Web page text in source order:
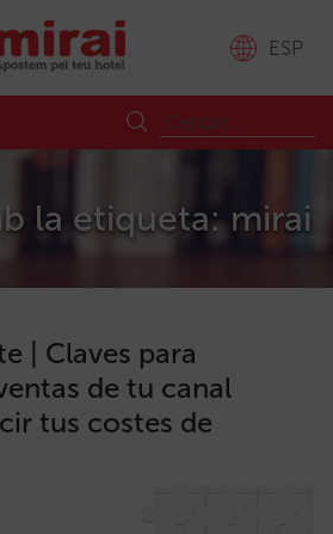
ESP
la etiqueta: mirai
| Claves para
de tu canal
tus costes de